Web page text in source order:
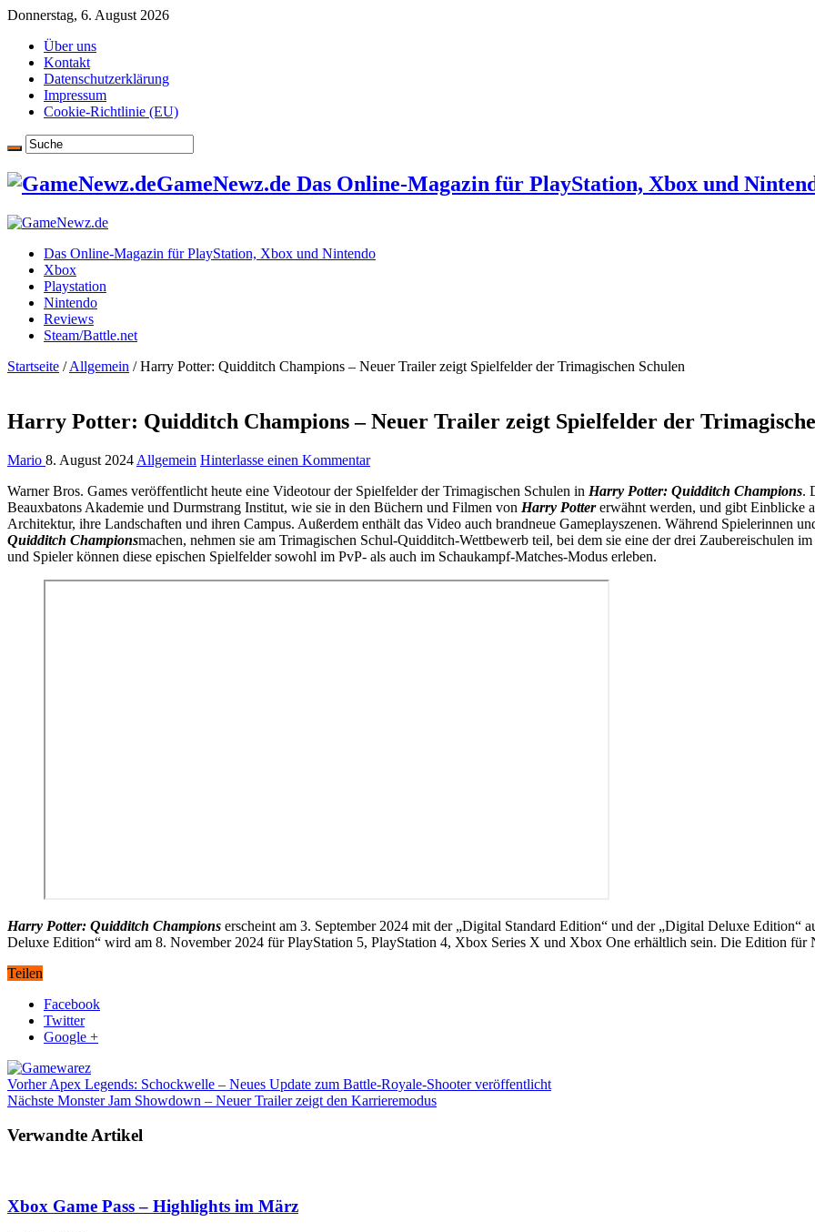
Donnerstag, 6. August 2026
Über uns
Kontakt
Datenschutzerklärung
Impressum
Cookie-Richtlinie (EU)
GameNewz.de Das Online-Magazin für PlayStation, Xbox und
Das Online-Magazin für PlayStation, Xbox und Nintendo
Xbox
Playstation
Nintendo
Reviews
Steam/Battle.net
Startseite / Allgemein / Harry Potter: Quidditch Champions – Neuer Trailer zeigt Spielfelder der Trimagischen Schulen
Harry Potter: Quidditch Champions – Neuer Trailer zeigt Spielfelder der
Mario 8. August 2024 Allgemein Hinterlasse einen Kommentar
Warner Bros. Games veröffentlicht heute eine Videotour der Spielfelder der Trimagischen Schulen in Harry Potter: Quidditch Champions.
Beauxbatons Akademie und Durmstrang Institut, wie sie in den Büchern und Filmen von Harry Pottererwähnt werden, und gibt Einblicke
Architektur, ihre Landschaften und ihren Campus. Außerdem enthält das Video auch brandneue Gameplayszenen. Während Spielerinnen
Quidditch Championsmachen, nehmen sie am Trimagischen Schul-Quidditch-Wettbewerb teil, bei dem sie eine der drei Zaubereischulen
und Spieler können diese epischen Spielfelder sowohl im PvP- als auch im Schaukampf-Matches-Modus erleben.
Harry Potter: Quidditch Champions erscheint am 3. September 2024 mit der „Digital Standard Edition“ und der „Digital Deluxe Edition“
Deluxe Edition“ wird am 8. November 2024 für PlayStation 5, PlayStation 4, Xbox Series X und Xbox One erhältlich sein. Die Edition
Teilen
Facebook
Twitter
Google +
VorherApex Legends: Schockwelle – Neues Update zum Battle-Royale-Shooter veröffentlicht
Nächste Monster Jam Showdown – Neuer Trailer zeigt den Karrieremodus
Verwandte Artikel
Xbox Game Pass – Highlights im März